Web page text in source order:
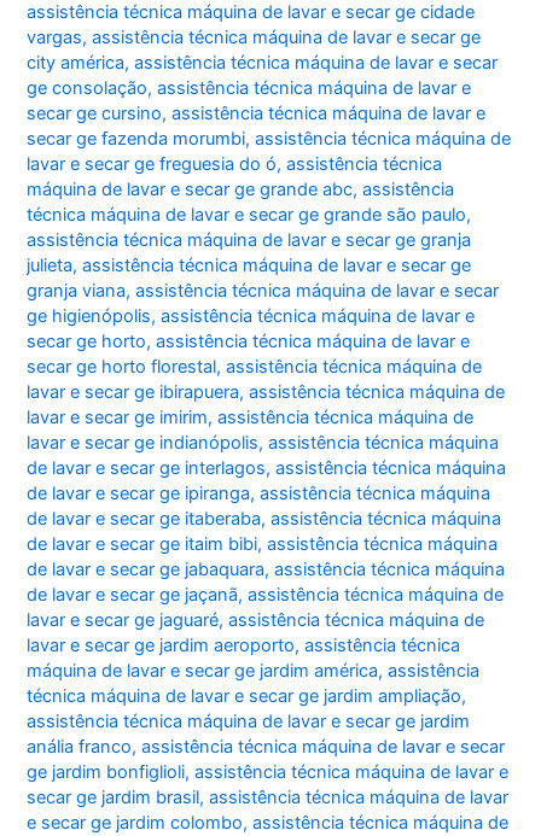
assistência técnica máquina de lavar e secar ge cidade
vargas,assistência técnica máquina de lavar e secar ge
city américa,assistência técnica máquina de lavar e secar
ge consolação,assistência técnica máquina de lavar e
secar ge cursino,assistência técnica máquina de lavar e
secar ge fazenda morumbi,assistência técnica máquina de
lavar e secar ge freguesia do ó,assistência técnica
máquina de lavar e secar ge grande abc,assistência
técnica máquina de lavar e secar ge grande são paulo,
assistência técnica máquina de lavar e secar ge granja
julieta,assistência técnica máquina de lavar e secar ge
granja viana,assistência técnica máquina de lavar e secar
ge higienópolis,assistência técnica máquina de lavar e
secar ge horto,assistência técnica máquina de lavar e
secar ge horto florestal,assistência técnica máquina de
lavar e secar ge ibirapuera,assistência técnica máquina de
lavar e secar ge imirim,assistência técnica máquina de
lavar e secar ge indianópolis,assistência técnica máquina
de lavar e secar ge interlagos,assistência técnica máquina
de lavar e secar ge ipiranga,assistência técnica máquina
de lavar e secar ge itaberaba,assistência técnica máquina
de lavar e secar ge itaim bibi,assistência técnica máquina
de lavar e secar ge jabaquara,assistência técnica máquina
de lavar e secar ge jaçanã,assistência técnica máquina de
lavar e secar ge jaguaré,assistência técnica máquina de
lavar e secar ge jardim aeroporto,assistência técnica
máquina de lavar e secar ge jardim américa,assistência
técnica máquina de lavar e secar ge jardim ampliação,
assistência técnica máquina de lavar e secar ge jardim
anália franco,assistência técnica máquina de lavar e secar
ge jardim bonfiglioli,assistência técnica máquina de lavar e
secar ge jardim brasil,assistência técnica máquina de lavar
e secar ge jardim colombo,assistência técnica máquina de